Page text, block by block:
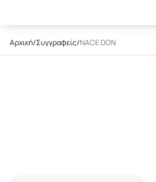
Αρχική/Συγγραφείς/NACE DON